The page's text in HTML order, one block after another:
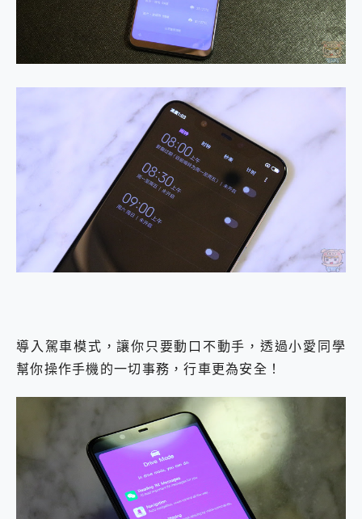
導入駕車模式，讓你只要動口不動手，透過小愛同學
幫你操作手機的一切事務，行車更為安全！